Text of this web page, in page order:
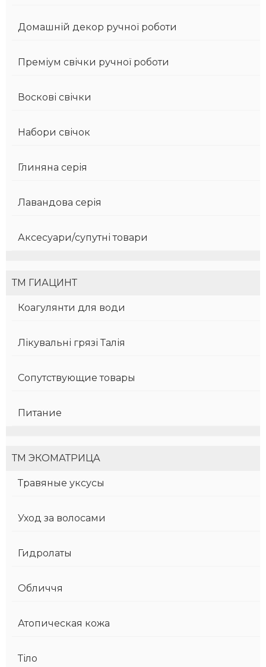
Домашній декор ручної роботи
Преміум свічки ручної роботи
Воскові свічки
Набори свічок
Глиняна серія
Лавандова серія
Аксесуари/супутні товари
ТМ ГИАЦИНТ
Коагулянти для води
Лікувальні грязі Талія
Сопутствующие товары
Питание
ТМ ЭКОМАТРИЦА
Травяные уксусы
Уход за волосами
Гидролаты
Обличчя
Атопическая кожа
Тіло